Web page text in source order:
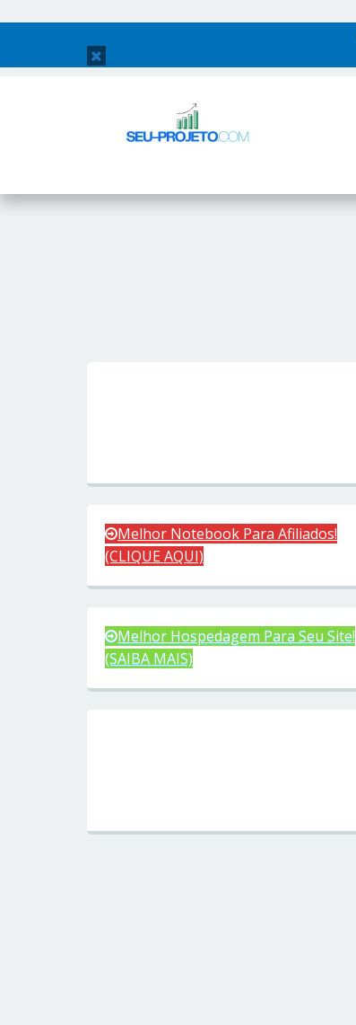
Melhor Notebook Para Afiliados!
(CLIQUE AQUI)
Melhor Hospedagem Para Seu Site!
(SAIBA MAIS)